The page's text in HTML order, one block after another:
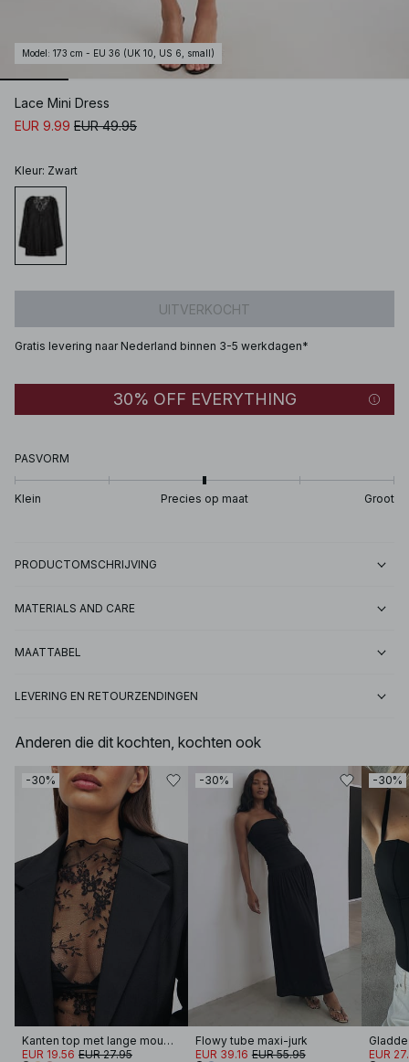
Model : 173 cm - EU 36 (UK 10, US 6, small)
Lace Mini Dress
EUR 9.99 EUR 49.95
Kleur: Zwart
UITVERKOCHT
Gratis levering naar Nederland binnen 3-5 werkdagen*
30% OFF EVERYTHING
PASVORM
Klein Precies op maat Groot
PRODUCTOMSCHRIJVING
MATERIALS AND CARE
MAATTABEL
LEVERING EN RETOURZENDINGEN
Anderen die dit kochten, kochten ook
-30%
Kanten top met lange mouwen
EUR 19.56 EUR 27.95
-30%
Flowy tube maxi-jurk
EUR 39.16 EUR 55.95
-30%
EUR